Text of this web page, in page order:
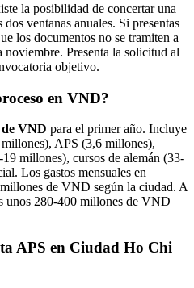
la posibilidad de concertar una
ventanas anuales. Si presentas
los documentos no se tramiten a
Presenta la solicitud al
objetivo.
en VND?
de VND para el primer año. Incluye
APS (3,6 millones),
millones), cursos de alemán (33-
Los gastos mensuales en
de VND según la ciudad. A
unos 280-400 millones de VND
APS en Ciudad Ho Chi